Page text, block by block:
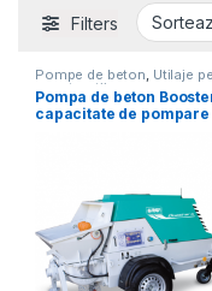
Filters
Pompe de beton, Utilaje
construcții
Pompa de beton
capacitate de pompare